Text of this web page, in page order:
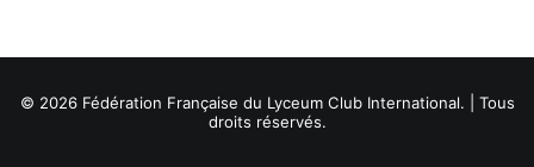
© 2026 Fédération Française du Lyceum Club International. | Tous
droits réservés.